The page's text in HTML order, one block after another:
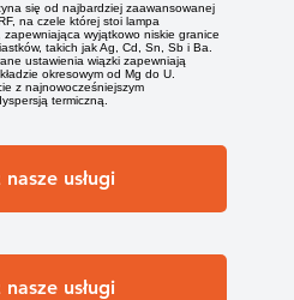
się od najbardziej zaawansowanej
na czele której stoi lampa
wyjątkowo niskie granice
takich jak Ag, Cd, Sn, Sb i Ba.
ustawienia wiązki zapewniają
okresowym od Mg do U.
z najnowocześniejszym
termiczną.
usługi
usługi